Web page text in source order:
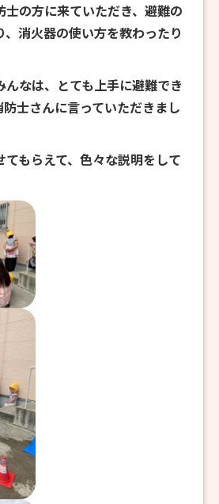
の方に来ていただき、避難の
消火器の使い方を教わったり
んなは、とても上手に避難でき
士さんに言っていただきまし
もらえて、色々な説明をして